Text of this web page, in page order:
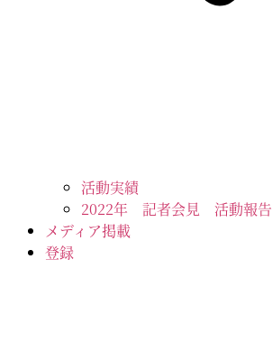
活動実績
2022年 記者会見 活動報告
メディア掲載
登録